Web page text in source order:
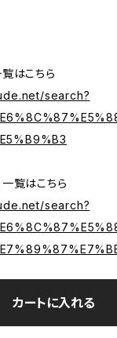
はこちら
search?
覧はこちら
search?
カートに入れる